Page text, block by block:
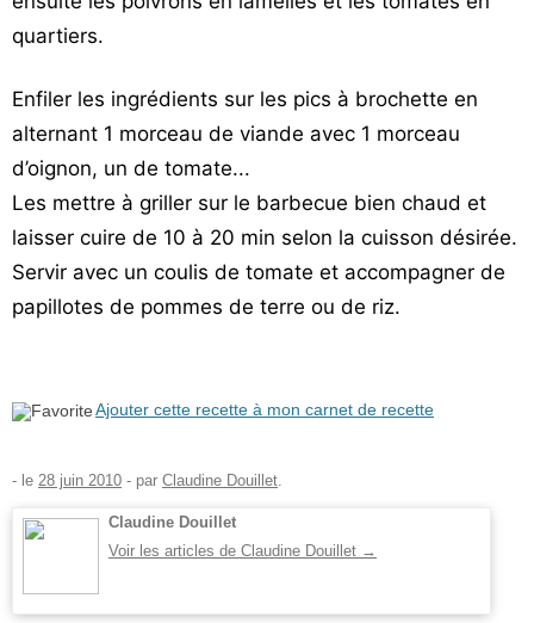
quartiers.
Enfiler les ingrédients sur les pics à brochette en
alternant 1 morceau de viande avec 1 morceau
d’oignon, un de tomate...
Les mettre à griller sur le barbecue bien chaud et
laisser cuire de 10 à 20 min selon la cuisson désirée.
Servir avec un coulis de tomate et accompagner de
papillotes de pommes de terre ou de riz.
Ajouter cette recette à mon carnet de recette
- le 28 juin 2010 - par Claudine Douillet
Claudine Douillet
Voir les articles de Claudine Douillet →